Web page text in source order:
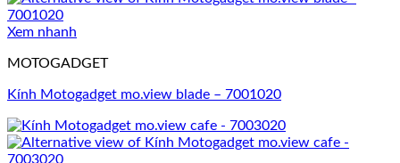
Xem nhanh
MOTOGADGET
Kính Motogadget mo.view blade – 7001020